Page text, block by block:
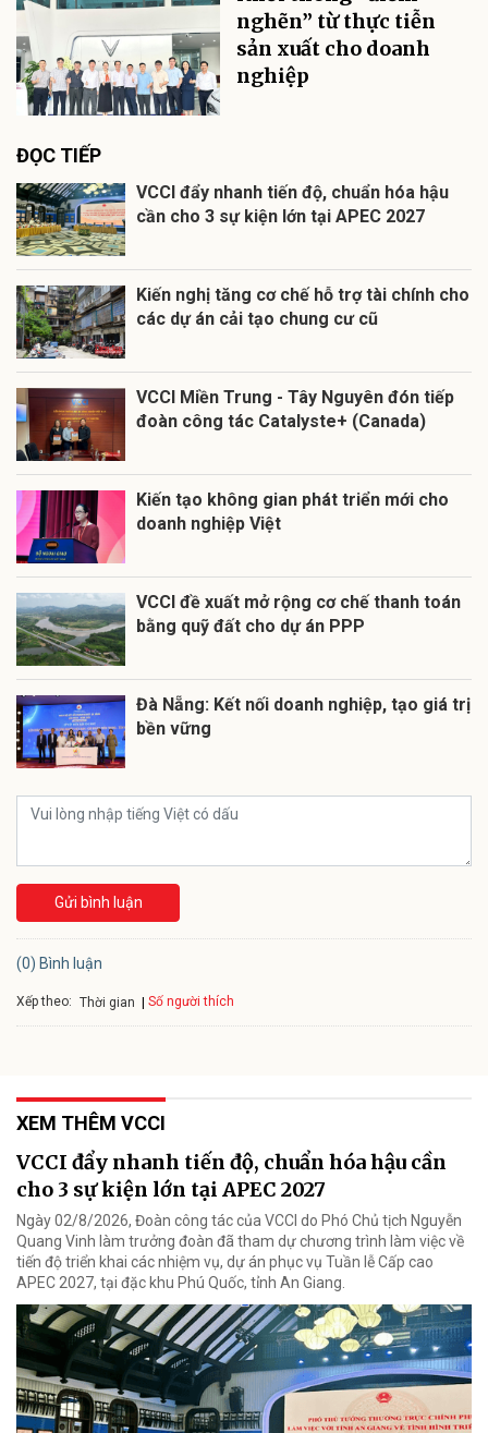
nghẽn” từ thực tiễn
sản xuất cho doanh
nghiệp
ĐỌC TIẾP
VCCI đẩy nhanh tiến độ, chuẩn hóa hậu
cần cho 3 sự kiện lớn tại APEC 2027
Kiến nghị tăng cơ chế hỗ trợ tài chính cho
các dự án cải tạo chung cư cũ
VCCI Miền Trung - Tây Nguyên đón tiếp
đoàn công tác Catalyste+ (Canada)
Kiến tạo không gian phát triển mới cho
doanh nghiệp Việt
VCCI đề xuất mở rộng cơ chế thanh toán
bằng quỹ đất cho dự án PPP
Đà Nẵng: Kết nối doanh nghiệp, tạo giá trị
bền vững
Gửi bình luận
(0) Bình luận
Xếp theo: Thời gian Số người thích
XEM THÊM VCCI
VCCI đẩy nhanh tiến độ, chuẩn hóa hậu cần
cho 3 sự kiện lớn tại APEC 2027
Ngày 02/8/2026, Đoàn công tác của VCCI do Phó Chủ tịch Nguyễn
Quang Vinh làm trưởng đoàn đã tham dự chương trình làm việc về
tiến độ triển khai các nhiệm vụ, dự án phục vụ Tuần lễ Cấp cao
APEC 2027, tại đặc khu Phú Quốc, tỉnh An Giang.